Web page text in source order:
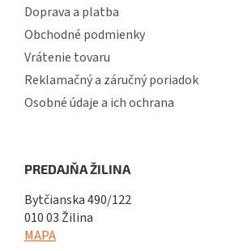
Doprava a platba
Obchodné podmienky
Vrátenie tovaru
Reklamačný a záručný poriadok
Osobné údaje a ich ochrana
PREDAJŇA ŽILINA
Bytčianska 490/122
010 03 Žilina
MAPA